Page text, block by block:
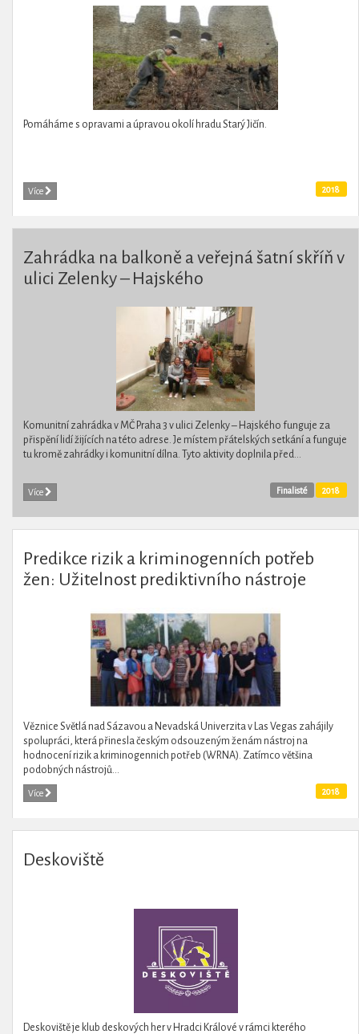
Pomáháme s opravami a úpravou okolí hradu Starý Jičín.
Více 2018
Zahrádka na balkoně a veřejná šatní skříň v
ulici Zelenky – Hajského
Komunitní zahrádka v MČ Praha 3 v ulici Zelenky – Hajského funguje za
přispění lidí žijících na této adrese. Je místem přátelských setkání a funguje
tu kromě zahrádky i komunitní dílna. Tyto aktivity doplnila před...
Více 2018
Finalisté
Predikce rizik a kriminogenních potřeb
žen: Užitelnost prediktivního nástroje
Věznice Světlá nad Sázavou a Nevadská Univerzita v Las Vegas zahájily
spolupráci, která přinesla českým odsouzeným ženám nástroj na
hodnocení rizik a kriminogennich potřeb (WRNA). Zatímco většina
podobných nástrojů...
Více 2018
Deskoviště
Deskoviště je klub deskových her v Hradci Králové v rámci kterého